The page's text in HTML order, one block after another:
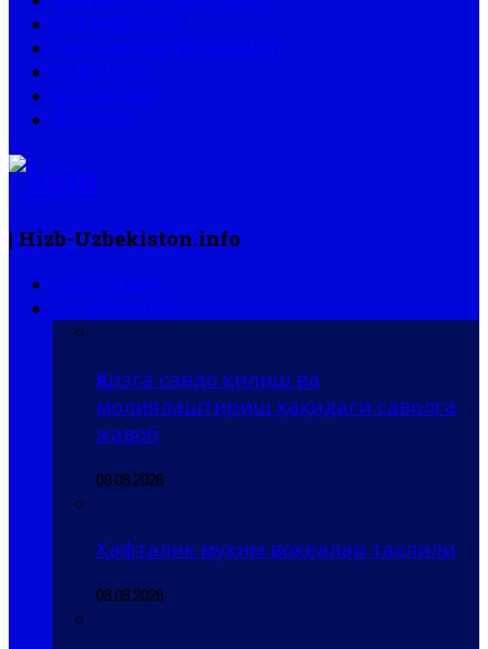
| Hizb-Uzbekiston.info
Қарзга савдо қилиш ва
молиялаштириш ҳақидаги саволга
жавоб
09.08.2026
Ҳафталик муҳим воқеалар таҳлили
08.08.2026